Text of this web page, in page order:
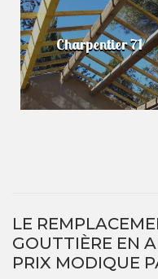
Charpentier 71
LE
GOUTTIÈRE EN
PRIX MODIQUE